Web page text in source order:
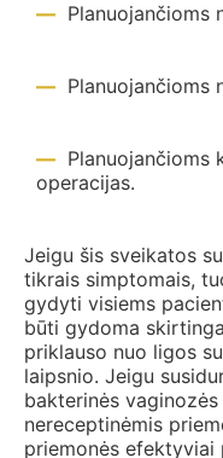
Planuojančioms
Planuojančioms
Planuojančioms
operacijas.
Jeigu šis sveikatos
tikrais simptomais,
gydyti visiems
būti gydoma
priklauso nuo ligos
laipsnio. Jeigu
bakterinės
nereceptinėmis
priemonės efektyviai